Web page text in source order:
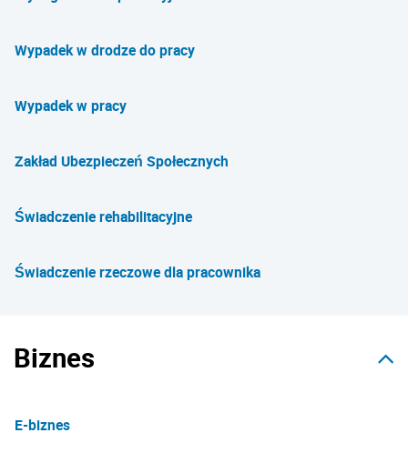
Wypadek w drodze do pracy
Wypadek w pracy
Zakład Ubezpieczeń Społecznych
Świadczenie rehabilitacyjne
Świadczenie rzeczowe dla pracownika
Biznes
E-biznes